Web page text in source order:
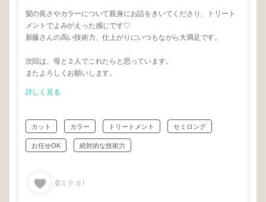
髪の長さやカラーについて親身にお話をきいてくださり、トリート
メントでよみがえった感じです♡
新藤さんの高い技術力、仕上がりにいつもながら大満足です。
次回は、母と２人でこれたらと思っています。
またよろしくお願いします。
詳しく見る
カット カラー トリートメント セミロング
お任せOK 絶対的な技術力
0ステキ!